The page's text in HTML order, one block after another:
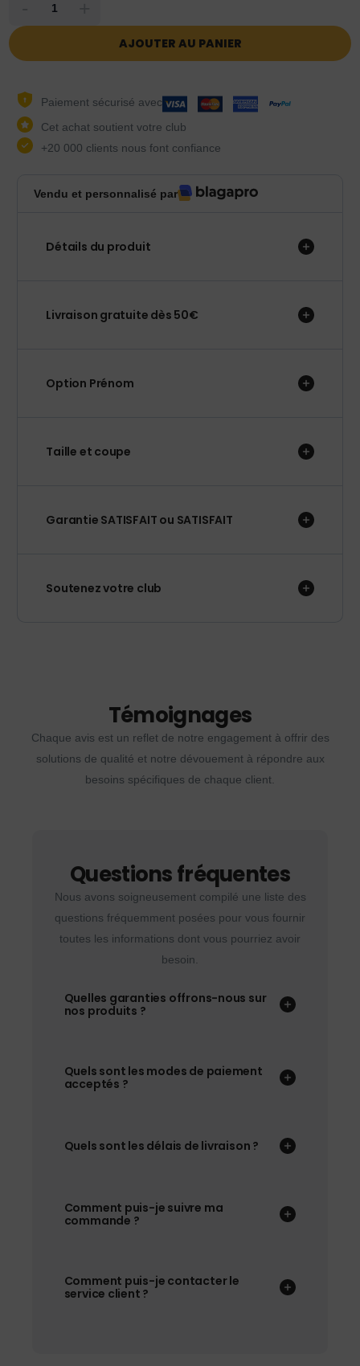
AJOUTER AU PANIER
Paiement sécurisé avec
Cet achat soutient votre club
+20 000 clients nous font confiance
Vendu et personnalisé par
Détails du produit
Livraison gratuite dès 50€
Option Prénom
Taille et coupe
Garantie SATISFAIT ou SATISFAIT
Soutenez votre club
Témoignages
Chaque avis est un reflet de notre engagement à offrir des
solutions de qualité et notre dévouement à répondre aux
besoins spécifiques de chaque client.
Questions fréquentes
Nous avons soigneusement compilé une liste des
questions fréquemment posées pour vous fournir
toutes les informations dont vous pourriez avoir
besoin.
Quelles garanties offrons-nous sur
nos produits ?
Quels sont les modes de paiement
acceptés ?
Quels sont les délais de livraison ?
Comment puis-je suivre ma
commande ?
Comment puis-je contacter le
service client ?